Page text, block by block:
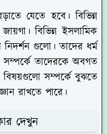
যেতে হবে। বিভিন্ন
বিভিন্ন ইসলামিক
গুলো। তাদের ধর্ম
তাদেরকে অবগত
বিষয়গুলো সম্পর্কে বুঝতে
রাখতে পারে।
দেখুন